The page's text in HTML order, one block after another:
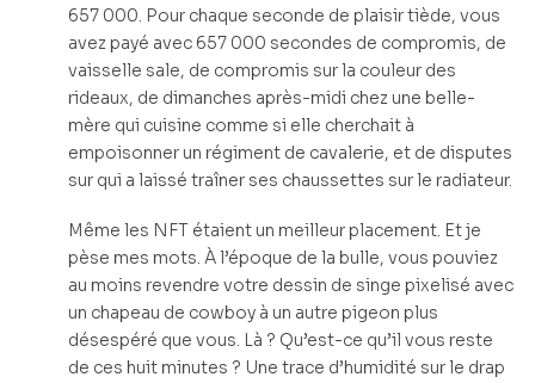
657 000. Pour chaque seconde de plaisir tiède, vous
avez payé avec 657 000 secondes de compromis, de
vaisselle sale, de compromis sur la couleur des
rideaux, de dimanches après-midi chez une belle-
mère qui cuisine comme si elle cherchait à
empoisonner un régiment de cavalerie, et de disputes
sur qui a laissé traîner ses chaussettes sur le radiateur.
Même les NFT étaient un meilleur placement. Et je
pèse mes mots. À l’époque de la bulle, vous pouviez
au moins revendre votre dessin de singe pixelisé avec
un chapeau de cowboy à un autre pigeon plus
désespéré que vous. Là ? Qu’est-ce qu’il vous reste
de ces huit minutes ? Une trace d’humidité sur le drap